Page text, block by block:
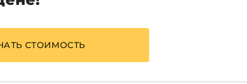
СТОИМОСТЬ